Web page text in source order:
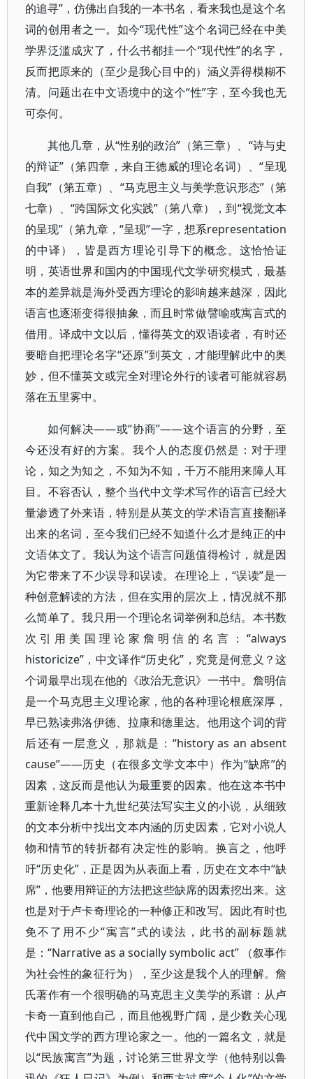
的追寻”，仿佛出自我的一本书名，看来我也是这个名
词的创用者之一。如今“现代性”这个名词已经在中美
学界泛滥成灾了，什么书都挂一个“现代性”的名字，
反而把原来的（至少是我心目中的）涵义弄得模糊不
清。问题出在中文语境中的这个“性”字，至今我也无
可奈何。
其他几章，从“性别的政治”（第三章）、“诗与史
的辩证”（第四章，来自王德威的理论名词）、“呈现
自我”（第五章）、“马克思主义与美学意识形态”（第
七章）、“跨国际文化实践”（第八章），到“视觉文本
的呈现”（第九章，“呈现”一字，想系representation
的中译），皆是西方理论引导下的概念。这恰恰证
明，英语世界和国内的中国现代文学研究模式，最基
本的差异就是海外受西方理论的影响越来越深，因此
语言也逐渐变得很抽象，而且时常做譬喻或寓言式的
借用。译成中文以后，懂得英文的双语读者，有时还
要暗自把理论名字“还原”到英文，才能理解此中的奥
妙，但不懂英文或完全对理论外行的读者可能就容易
落在五里雾中。
如何解决——或“协商”——这个语言的分野，至
今还没有好的方案。我个人的态度仍然是：对于理
论，知之为知之，不知为不知，千万不能用来障人耳
目。不容否认，整个当代中文学术写作的语言已经大
量渗透了外来语，特别是从英文的学术语言直接翻译
出来的名词，至今我们已经不知道什么才是纯正的中
文语体文了。我认为这个语言问题值得检讨，就是因
为它带来了不少误导和误读。在理论上，“误读”是一
种创意解读的方法，但在实用的层次上，情况就不那
么简单了。我只用一个理论名词举例和总结。本书数
次引用美国理论家詹明信的名言：“always
historicize”，中文译作“历史化”，究竟是何意义？这
个词最早出现在他的《政治无意识》一书中。詹明信
是一个马克思主义理论家，他的各种理论根底深厚，
早已熟读弗洛伊德、拉康和德里达。他用这个词的背
后还有一层意义，那就是：“history as an absent
cause”——历史（在很多文学文本中）作为“缺席”的
因素，这反而是他认为最重要的因素。他在这本书中
重新诠释几本十九世纪英法写实主义的小说，从细致
的文本分析中找出文本内涵的历史因素，它对小说人
物和情节的转折都有决定性的影响。换言之，他呼
吁“历史化”，正是因为从表面上看，历史在文本中“缺
席”，他要用辩证的方法把这些缺席的因素挖出来。这
也是对于卢卡奇理论的一种修正和改写。因此有时也
免不了用不少“寓言”式的读法，此书的副标题就
是：“Narrative as a socially symbolic act” （叙事作
为社会性的象征行为），至少这是我个人的理解。詹
氏著作有一个很明确的马克思主义美学的系谱：从卢
卡奇一直到他自己，而且他视野广阔，是少数关心现
代中国文学的西方理论家之一。他的一篇名文，就是
以“民族寓言”为题，讨论第三世界文学（他特别以鲁